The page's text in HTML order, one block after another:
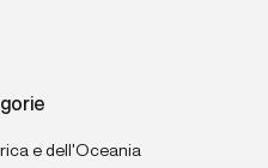
e dell'Oceania